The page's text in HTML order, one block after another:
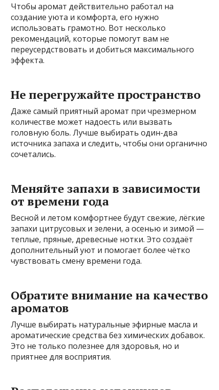
Чтобы аромат действительно работал на
создание уюта и комфорта, его нужно
использовать грамотно. Вот несколько
рекомендаций, которые помогут вам не
переусердствовать и добиться максимального
эффекта.
Не перегружайте пространство
Даже самый приятный аромат при чрезмерном
количестве может надоесть или вызвать
головную боль. Лучше выбирать один-два
источника запаха и следить, чтобы они органично
сочетались.
Меняйте запахи в зависимости
от времени года
Весной и летом комфортнее будут свежие, лёгкие
запахи цитрусовых и зелени, а осенью и зимой —
теплые, пряные, древесные нотки. Это создаёт
дополнительный уют и помогает более чётко
чувствовать смену времени года.
Обратите внимание на качество
ароматов
Лучше выбирать натуральные эфирные масла и
ароматические средства без химических добавок.
Это не только полезнее для здоровья, но и
приятнее для восприятия.